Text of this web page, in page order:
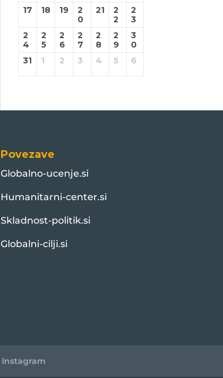
17
18 19
2
0
21
2
2
2
3
2
4
2
5
2
6
2
7
2
8
2
9
3
0
31
1 2 3 4 5 6
Povezave
Globalno-ucenje.si
Humanitarni-center.si
Skladnost-politik.si
Globalni-cilji.si
Instagram